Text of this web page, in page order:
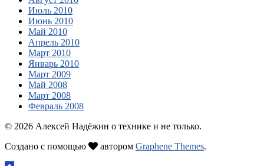
Июль 2010
Июнь 2010
Май 2010
Апрель 2010
Март 2010
Январь 2010
Март 2009
Май 2008
Март 2008
Февраль 2008
© 2026 Алексей Надёжин о технике и не только.
Создано с помощью
автором Graphene Themes.